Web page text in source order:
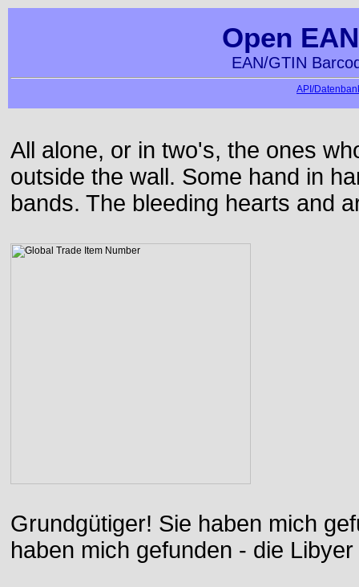
Open
EAN/GTIN
API/
All alone, or in two's, the ones
outside the wall. Some hand in
bands. The bleeding hearts and
Grundgütiger! Sie haben mich
haben mich gefunden - die